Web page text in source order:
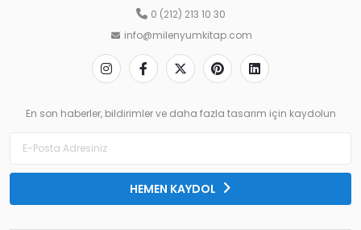
0 (212) 213 10 30
info@milenyumkitap.com
En son haberler, bildirimler ve daha fazla tasarım için kaydolun
HEMEN KAYDOL